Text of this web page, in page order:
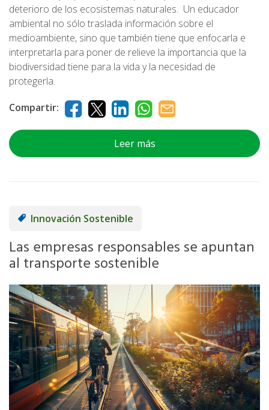
deterioro de los ecosistemas naturales. Un educador
ambiental no sólo traslada información sobre el
medioambiente, sino que también tiene que enfocarla e
interpretarla para poner de relieve la importancia que la
biodiversidad tiene para la vida y la necesidad de
protegerla.
Compartir:
Leer más
Innovación Sostenible
Las empresas responsables se apuntan
al transporte sostenible